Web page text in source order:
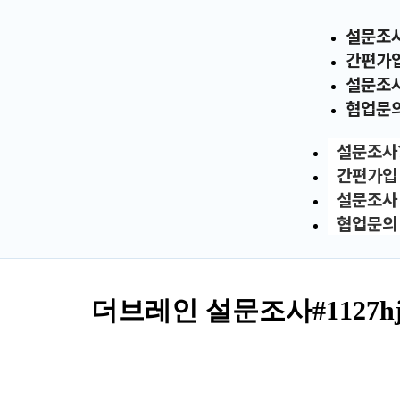
설문조
간편가
설문조
협업문
설문조
간편가입
설문조사
협업문의
더브레인 설문조사